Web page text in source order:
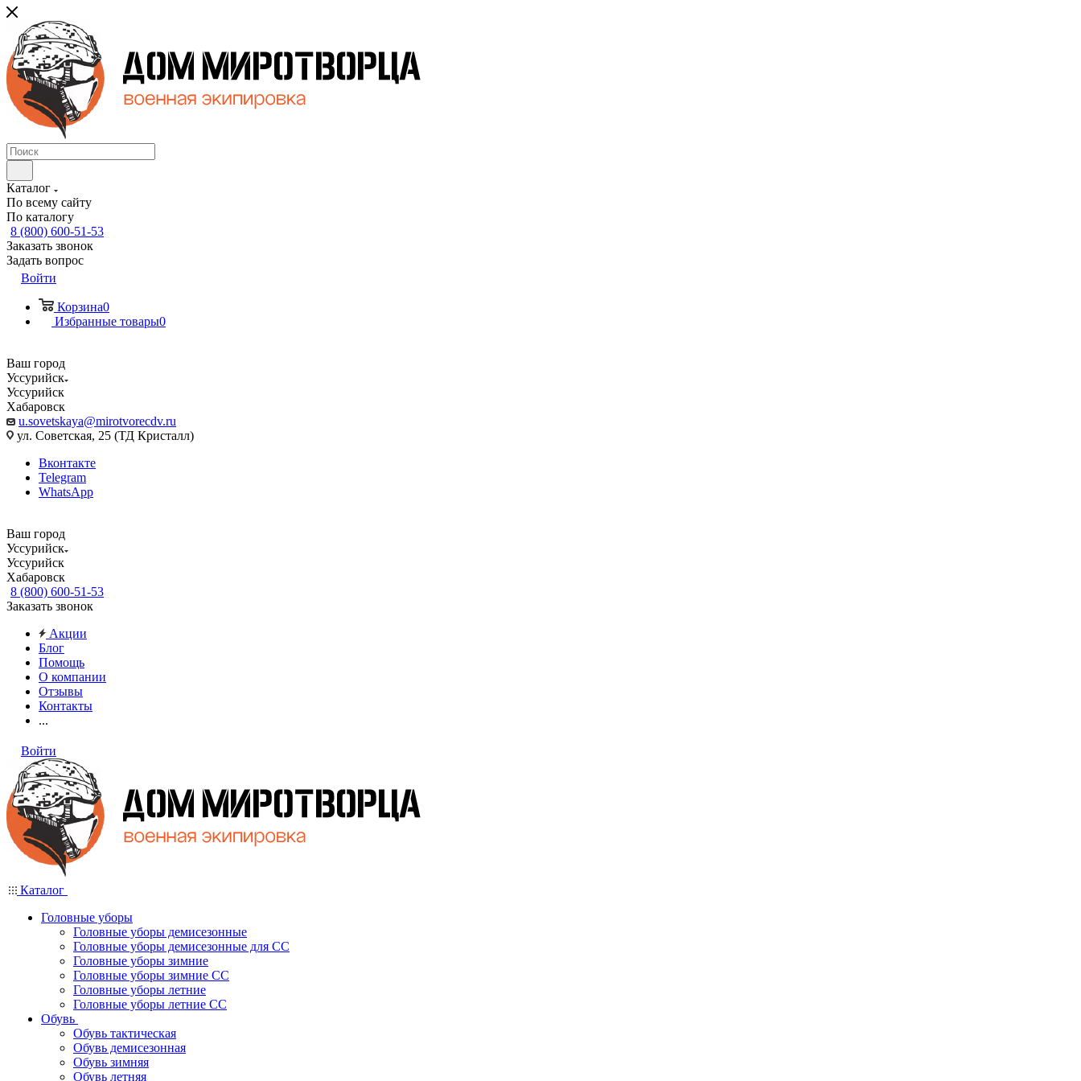
Каталог
По всему сайту
По каталогу
8 (800) 600-51-53
Заказать звонок
Задать вопрос
Войти
Корзина0
Избранные товары0
Ваш город
Уссурийск
Уссурийск
Хабаровск
u.sovetskaya@mirotvorecdv.ru
ул. Советская, 25 (ТД Кристалл)
Вконтакте
Telegram
WhatsApp
Ваш город
Уссурийск
Уссурийск
Хабаровск
8 (800) 600-51-53
Заказать звонок
Акции
Блог
Помощь
О компании
Отзывы
Контакты
...
Войти
Каталог
Головные уборы
Головные уборы демисезонные
Головные уборы демисезонные для СС
Головные уборы зимние
Головные уборы зимние СС
Головные уборы летние
Головные уборы летние СС
Обувь
Обувь тактическая
Обувь демисезонная
Обувь зимняя
Обувь летняя